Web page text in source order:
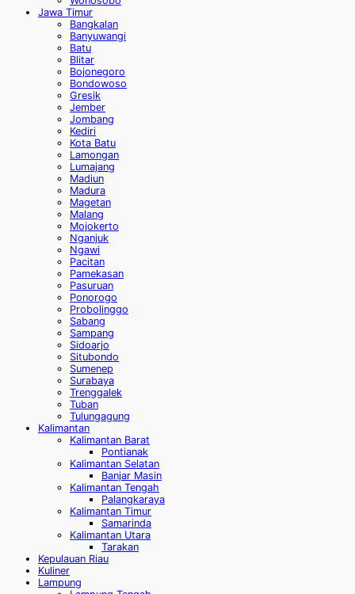
Jawa Timur
Bangkalan
Banyuwangi
Batu
Blitar
Bojonegoro
Bondowoso
Gresik
Jember
Jombang
Kediri
Kota Batu
Lamongan
Lumajang
Madiun
Madura
Magetan
Malang
Mojokerto
Nganjuk
Ngawi
Pacitan
Pamekasan
Pasuruan
Ponorogo
Probolinggo
Sabang
Sampang
Sidoarjo
Situbondo
Sumenep
Surabaya
Trenggalek
Tuban
Tulungagung
Kalimantan
Kalimantan Barat
Pontianak
Kalimantan Selatan
Banjar Masin
Kalimantan Tengah
Palangkaraya
Kalimantan Timur
Samarinda
Kalimantan Utara
Tarakan
Kepulauan Riau
Kuliner
Lampung